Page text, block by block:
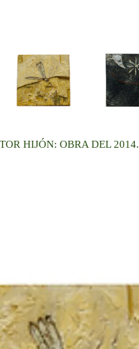
HIJÓN: OBRA DEL 2014.